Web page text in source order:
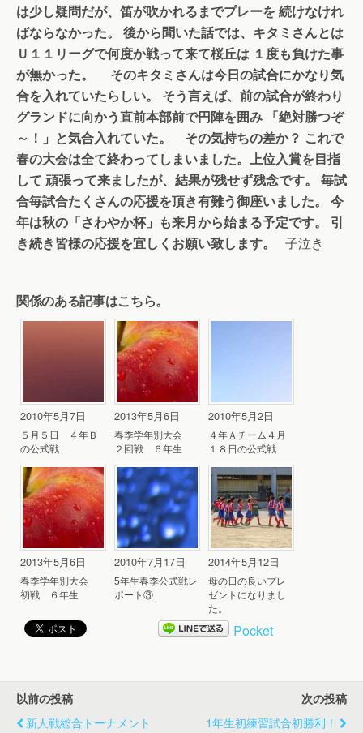
は少し疑問だが、笛が吹かれるまでプレーを 続けなけれ
ばならなかった。
後から聞いた話では、キタミさんとは
Ｕ１１リーグで何度か戦って来て桜丘は １度も負けた事
が無かった。
そのキタミさんは今日の試合にかなり気
合を入れていたらしい。
そう言えば、前の試合が終わり
グランドに向かう直前本部前で円陣を囲み 「絶対勝つぞ
～！」と気合入れていた。 その気持ちの差か？ これで
春の大会は全て終わってしまいました。上位入賞を目指
して 頑張って来ましたが、結果が残せず残念です。
毎試
合毎試合たくさんの応援を頂き有難う御座いました。
今
年は秋の「さわやか杯」も来月から始まる予定です。
引
き続き皆様の応援を宜しくお願い致します。
子泣き
関係のある記事はこちら。
2010年5月7日
５月５日 ４年Ｂ
の公式戦
2013年5月6日
春季学年別大会
２回戦 ６年生
2010年5月2日
４年Ａチーム４月
１８日の公式戦
2013年5月6日
春季学年別大会
初戦 ６年生
2010年7月17日
5年生春季公式戦レ
ポート③
2014年5月12日
母の日の良いプレ
ゼントになりまし
た。
Pocket
以前の投稿
新人戦総合トーナメント
次の投稿
1年生初練習試合初勝利！